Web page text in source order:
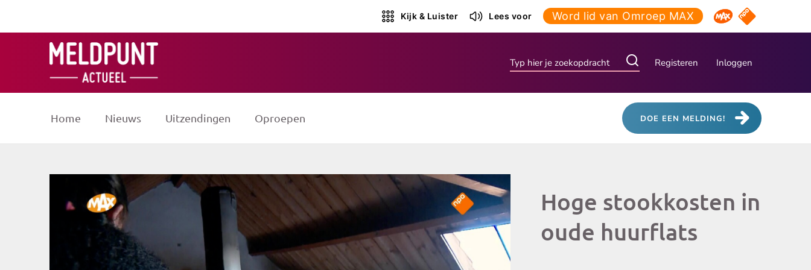
Kijk & Luister Lees voor Word lid van Omroep MAX Omroep MAX
NPO Start
Registeren Inloggen
Home Nieuws Uitzendingen Oproepen DOE EEN MELDING!
Hoge stookkosten in
oude huurflats